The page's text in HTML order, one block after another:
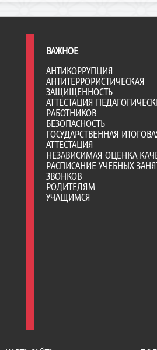
ВАЖНОЕ
АНТИКОРРУПЦИЯ
АНТИТЕРРОРИСТИЧЕСКАЯ
ЗАЩИЩЕННОСТЬ
АТТЕСТАЦИЯ
РАБОТНИКОВ
БЕЗОПАСНОСТЬ
ГОСУДАРСТВЕННАЯ
АТТЕСТАЦИЯ
НЕЗАВИСИМАЯ ОЦЕНКА
РАСПИСАНИЕ УЧЕБНЫХ
ЗВОНКОВ
РОДИТЕЛЯМ
УЧАЩИМСЯ